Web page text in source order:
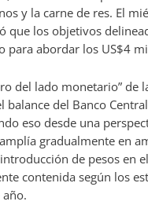
y la carne de res. El
que los objetivos
para abordar los US$4
del lado monetario”
del Banco
eso desde una
gradualmente en
de pesos en
contenida según los